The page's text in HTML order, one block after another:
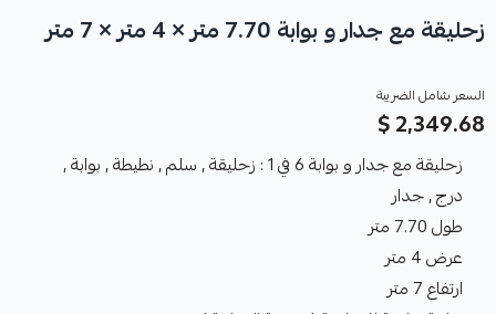
زحليقة مع جدار و بوابة 7.70 متر × 4 متر × 7 متر
السعر شامل الضريبة
2,349.68 $
زحليقة مع جدار و بوابة 6 في 1 : زحليقة , سلم , نطيطة , بوابة ,
درج , جدار
طول 7.70 متر
عرض 4 متر
ارتفاع 7 متر